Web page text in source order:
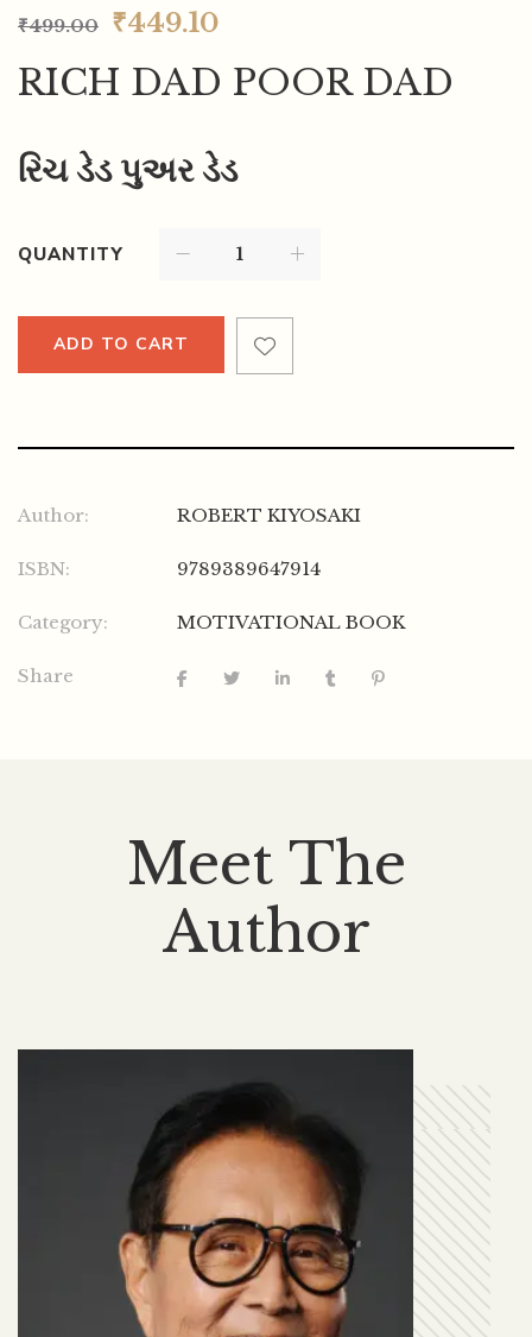
₹499.00 ₹449.10
RICH DAD POOR DAD
રિચ ડેડ પુઅર ડેડ
QUANTITY
ADD TO CART
Author: ROBERT KIYOSAKI
ISBN: 9789389647914
Category: MOTIVATIONAL BOOK
Share
Meet The
Author